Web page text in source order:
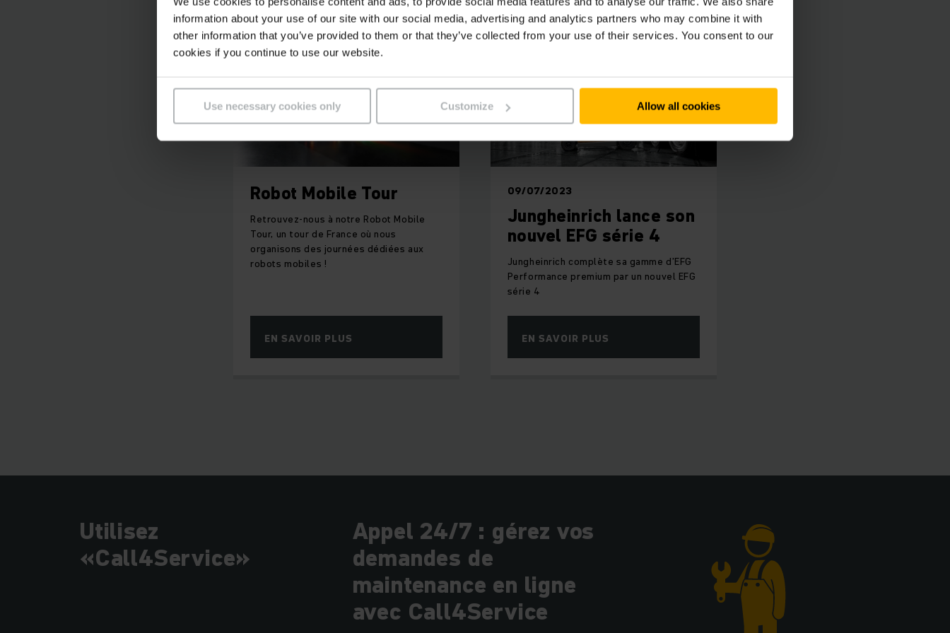
information about your use of our site with our social media, advertising and analytics partners who may combine it with
other information that you’ve provided to them or that they’ve collected from your use of their services. You consent to our
cookies if you continue to use our website.
Use necessary cookies only Customize Allow all cookies
Vous cherchez à optimiser vos flux logistiques et gagner en performance ?
L’innovation technologique
Une vision long terme
Une expertise reconnue en intralogistique
, nous concevons avec vous des solutions adaptées pour relever
vos défis et soutenir votre croissance.
Robot Mobile Tour
Retrouvez-nous à notre Robot Mobile
Tour, un tour de France où nous
organisons des journées dédiées aux
robots mobiles !
EN SAVOIR PLUS
09/07/2023
Jungheinrich lance son
nouvel EFG série 4
Jungheinrich complète sa gamme d’EFG
Performance premium par un nouvel EFG
série 4
EN SAVOIR PLUS
Utilisez
«Call4Service»
Appel 24/7 : gérez vos
demandes de
maintenance en ligne
avec Call4Service